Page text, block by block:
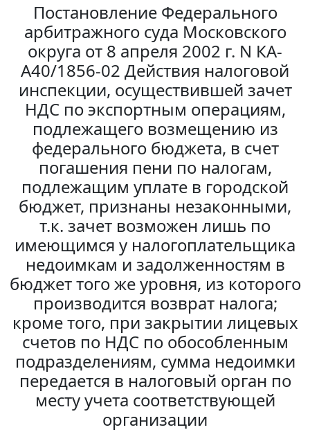
Постановление Федерального
арбитражного суда Московского
округа от 8 апреля 2002 г. N КА-
А40/1856-02 Действия налоговой
инспекции, осуществившей зачет
НДС по экспортным операциям,
подлежащего возмещению из
федерального бюджета, в счет
погашения пени по налогам,
подлежащим уплате в городской
бюджет, признаны незаконными,
т.к. зачет возможен лишь по
имеющимся у налогоплательщика
недоимкам и задолженностям в
бюджет того же уровня, из которого
производится возврат налога;
кроме того, при закрытии лицевых
счетов по НДС по обособленным
подразделениям, сумма недоимки
передается в налоговый орган по
месту учета соответствующей
организации